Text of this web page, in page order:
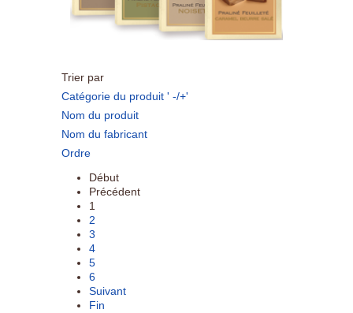
Trier par
Catégorie du produit ' -/+'
Nom du produit
Nom du fabricant
Ordre
Début
Précédent
1
2
3
4
5
6
Suivant
Fin